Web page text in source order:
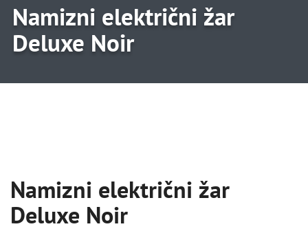
Namizni električni žar
Deluxe Noir
Namizni električni žar
Deluxe Noir